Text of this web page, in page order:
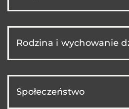
Rodzina i wychowanie
Społeczeństwo